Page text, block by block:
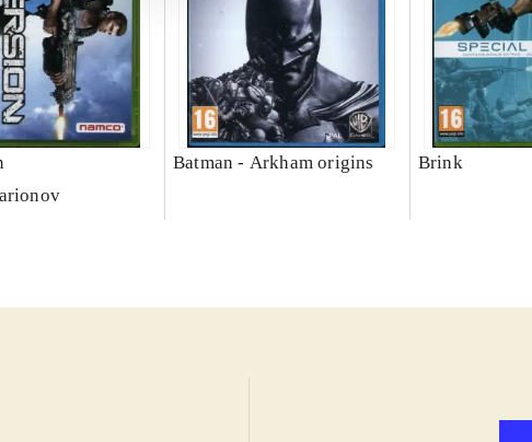
Batman - Arkham origins Brink